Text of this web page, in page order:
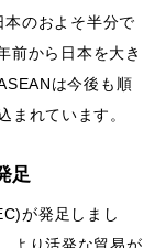
のおよそ半分で
前から日本を大き
は今後も順
まれています。
足
が発足しまし